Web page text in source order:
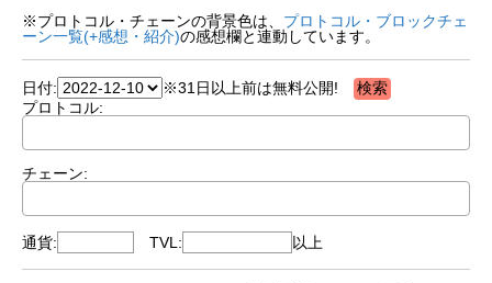
※プロトコル・チェーンの背景色は、 プロトコル・ブロックチェ
ーン一覧(+感想・紹介)の感想欄と連動しています。
日付:
※31日以上前は無料公開!
プロトコル:
チェーン:
通貨: TVL: 以上